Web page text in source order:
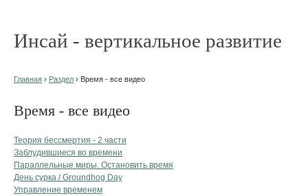
Инсай - вертикальное развитие
Главная › Раздел › Время - все видео
Время - все видео
Теория бессмертия - 2 части
Заблудившиеся во времени
Параллельные миры. Остановить время
День сурка / Groundhog Day
Управление временем